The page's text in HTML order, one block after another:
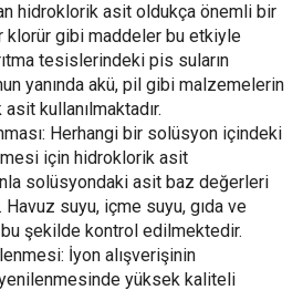
hidroklorik asit oldukça önemli bir
klorür gibi maddeler bu etkiyle
tesislerindeki pis suların
yanında akü, pil gibi malzemelerin
kullanılmaktadır.
Herhangi bir solüsyon içindeki
için hidroklorik asit
solüsyondaki asit baz değerleri
suyu, içme suyu, gıda ve
şekilde kontrol edilmektedir.
İyon alışverişinin
yüksek kaliteli